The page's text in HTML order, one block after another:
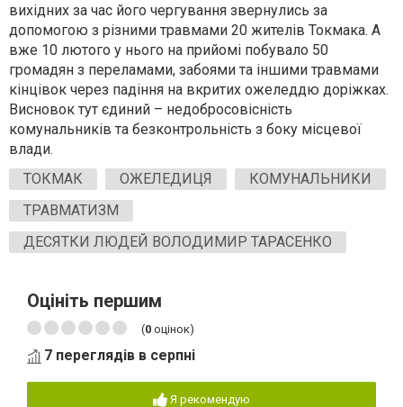
вихідних за час його чергування звернулись за
допомогою з різними травмами 20 жителів Токмака. А
вже 10 лютого у нього на прийомі побувало 50
громадян з переламами, забоями та іншими травмами
кінцівок через падіння на вкритих ожеледдю доріжках.
Висновок тут єдиний – недобросовісність
комунальників та безконтрольність з боку місцевої
влади.
ТОКМАК
ОЖЕЛЕДИЦЯ
КОМУНАЛЬНИКИ
ТРАВМАТИЗМ
ДЕСЯТКИ ЛЮДЕЙ ВОЛОДИМИР ТАРАСЕНКО
Оцініть першим
(0 оцінок)
7 переглядів в серпні
Я рекомендую